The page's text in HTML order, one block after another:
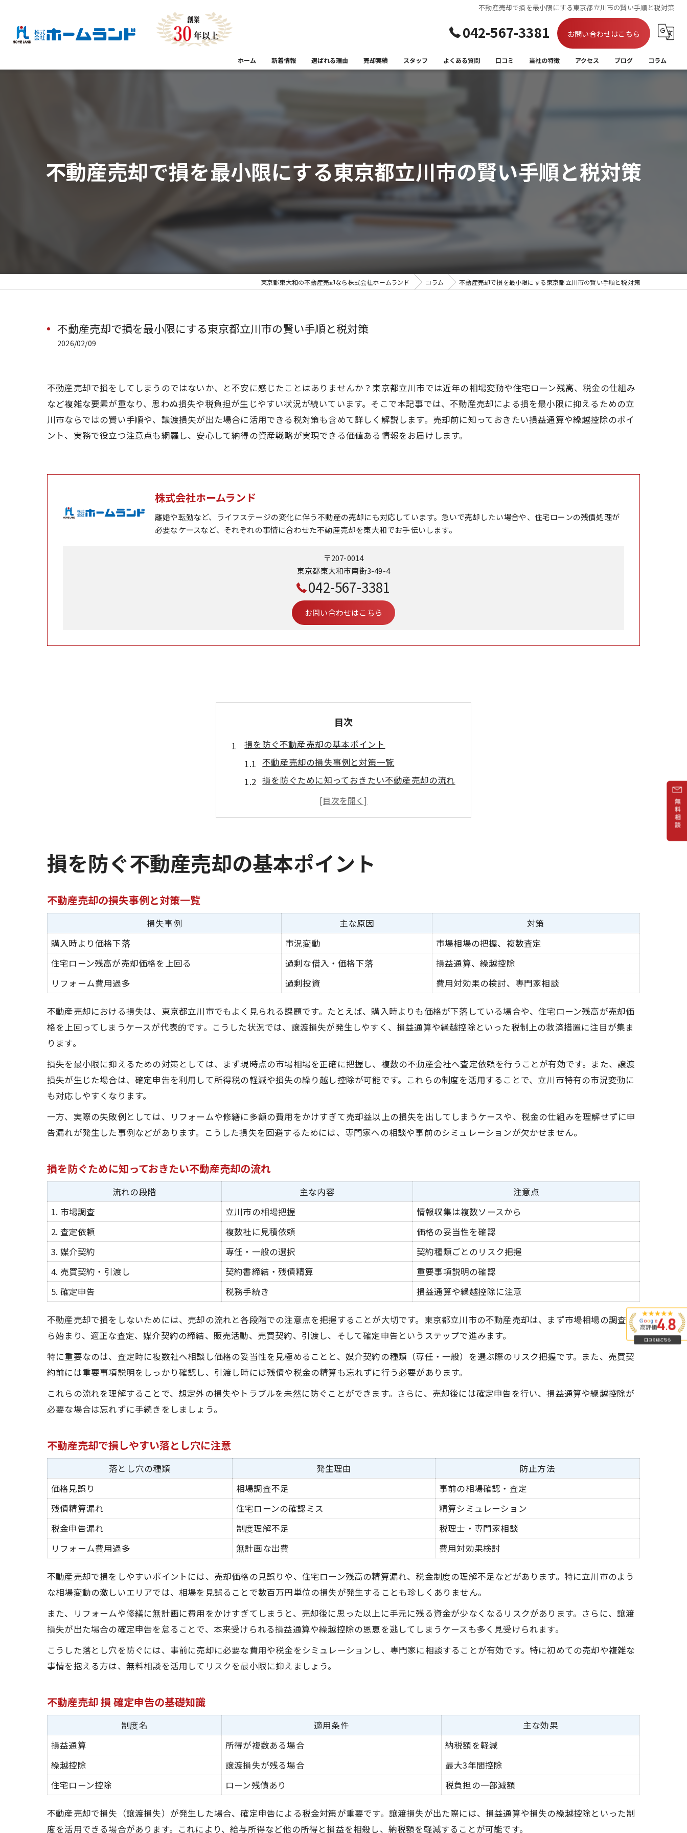
不動産売却で損を最小限にする東京都立川市の賢い手順と税対策
042-567-3381 お問い合わせはこちら
ホーム 新着情報 選ばれる理由 売却実績 スタッフ よくある質問 口コミ 当社の特徴
住み替え
アクセス ブログ コラム
不動産売却で損を最小限にする東京都立川市の賢い手順と税対策
東京都東大和の不動産売却なら株式会社ホームランド コラム 不動産売却で損を最小限にする東京都立川市の賢い手順と税対策
不動産売却で損を最小限にする東京都立川市の賢い手順と税対策
2026/02/09
不動産売却で損をしてしまうのではないか、と不安に感じたことはありませんか？東京都立川市では近年の相場変動や住宅ローン残高、税金の仕組み
など複雑な要素が重なり、思わぬ損失や税負担が生じやすい状況が続いています。そこで本記事では、不動産売却による損を最小限に抑えるための立
川市ならではの賢い手順や、譲渡損失が出た場合に活用できる税対策も含めて詳しく解説します。売却前に知っておきたい損益通算や繰越控除のポイ
ント、実務で役立つ注意点も網羅し、安心して納得の資産戦略が実現できる価値ある情報をお届けします。
株式会社ホームランド
離婚や転勤など、ライフステージの変化に伴う不動産の売却にも対応しています。急いで売却したい場合や、住宅ローンの残債処理が
必要なケースなど、それぞれの事情に合わせた不動産売却を東大和でお手伝いします。
〒207-0014
東京都東大和市南街3-49-4
042-567-3381
お問い合わせはこちら
目次
損を防ぐ不動産売却の基本ポイント
不動産売却の損失事例と対策一覧
損を防ぐために知っておきたい不動産売却の流れ
不動産売却で損しやすい落とし穴に注意
不動産売却 損 確定申告の基礎知識
立川市で不動産売却損失を減らすコツ
立川市で選ばれる不動産売却損失対策比較
立川市の不動産売却で損を防ぐ方法
不動産売却時に役立つ損失計算のコツ
譲渡損失と申告不要の条件を徹底解説
譲渡損失と申告不要の違いを比較表で解説
不動産売却で申告不要となるケース
譲渡損失が出た場合の不動産売却対処法
申告不要となる譲渡損失の条件とは
不動産売却で確定申告が必要なケース
確定申告が必要な不動産売却損失のパターン一覧
損失発生時に必要な確定申告の手順
不動産売却 譲渡損失 確定申告の注意点
損益通算と繰越控除で税負担を軽減
損益通算と繰越控除の比較早見表
不動産売却の損益通算メリットを解説
繰越控除で税負担を減らす具体策
損益通算が使える不動産売却の条件
不動産 譲渡損失 繰越控除の活用ポイント
後悔しないための売却タイミングとは
不動産売却の損失リスクとタイミング比較表
売却タイミングで損を避ける判断基準
市場動向から見る不動産売却の損失傾向
立川市で損しない売却時期の見極め方
不動産売却 損失を防ぐタイミング術
損を防ぐ不動産売却の基本ポイント
不動産売却の損失事例と対策一覧
損失事例 主な原因
対策
購入時より価格下落
市況変動
市場相場の把握、複数査定
住宅ローン残高が売却価格を上回る
過剰な借入・価格下落
損益通算、繰越控除
リフォーム費用過多
過剰投資 費用対効果の検討、専門家相談
不動産売却における損失は、東京都立川市でもよく見られる課題です。たとえば、購入時よりも価格が下落している場合や、住宅ローン残高が売却価
格を上回ってしまうケースが代表的です。こうした状況では、譲渡損失が発生しやすく、損益通算や繰越控除といった税制上の救済措置に注目が集ま
ります。
損失を最小限に抑えるための対策としては、まず現時点の市場相場を正確に把握し、複数の不動産会社へ査定依頼を行うことが有効です。また、譲渡
損失が生じた場合は、確定申告を利用して所得税の軽減や損失の繰り越し控除が可能です。これらの制度を活用することで、立川市特有の市況変動に
も対応しやすくなります。
一方、実際の失敗例としては、リフォームや修繕に多額の費用をかけすぎて売却益以上の損失を出してしまうケースや、税金の仕組みを理解せずに申
告漏れが発生した事例などがあります。こうした損失を回避するためには、専門家への相談や事前のシミュレーションが欠かせません。
損を防ぐために知っておきたい不動産売却の流れ
流れの段階 主な内容
注意点
1. 市場調査
立川市の相場把握
情報収集は複数ソースから
2. 査定依頼
複数社に見積依頼
価格の妥当性を確認
3. 媒介契約
専任・一般の選択
契約種類ごとのリスク把握
4. 売買契約・引渡し
契約書締結・残債精算
重要事項説明の確認
5. 確定申告
税務手続き 損益通算や繰越控除に注意
不動産売却で損をしないためには、売却の流れと各段階での注意点を把握することが大切です。東京都立川市の不動産売却は、まず市場相場の調査か
ら始まり、適正な査定、媒介契約の締結、販売活動、売買契約、引渡し、そして確定申告というステップで進みます。
特に重要なのは、査定時に複数社へ相談し価格の妥当性を見極めることと、媒介契約の種類（専任・一般）を選ぶ際のリスク把握です。また、売買契
約前には重要事項説明をしっかり確認し、引渡し時には残債や税金の精算も忘れずに行う必要があります。
これらの流れを理解することで、想定外の損失やトラブルを未然に防ぐことができます。さらに、売却後には確定申告を行い、損益通算や繰越控除が
必要な場合は忘れずに手続きをしましょう。
不動産売却で損しやすい落とし穴に注意
落とし穴の種類 発生理由
防止方法
価格見誤り
相場調査不足
事前の相場確認・査定
残債精算漏れ
住宅ローンの確認ミス
精算シミュレーション
税金申告漏れ
制度理解不足
税理士・専門家相談
リフォーム費用過多
無計画な出費 費用対効果検討
不動産売却で損をしやすいポイントには、売却価格の見誤りや、住宅ローン残高の精算漏れ、税金制度の理解不足などがあります。特に立川市のよう
な相場変動の激しいエリアでは、相場を見誤ることで数百万円単位の損失が発生することも珍しくありません。
また、リフォームや修繕に無計画に費用をかけすぎてしまうと、売却後に思った以上に手元に残る資金が少なくなるリスクがあります。さらに、譲渡
損失が出た場合の確定申告を怠ることで、本来受けられる損益通算や繰越控除の恩恵を逃してしまうケースも多く見受けられます。
こうした落とし穴を防ぐには、事前に売却に必要な費用や税金をシミュレーションし、専門家に相談することが有効です。特に初めての売却や複雑な
事情を抱える方は、無料相談を活用してリスクを最小限に抑えましょう。
不動産売却 損 確定申告の基礎知識
制度名 適用条件
主な効果
損益通算
所得が複数ある場合
納税額を軽減
繰越控除
譲渡損失が残る場合
最大3年間控除
住宅ローン控除
ローン残債あり 税負担の一部減額
不動産売却で損失（譲渡損失）が発生した場合、確定申告による税金対策が重要です。譲渡損失が出た際には、損益通算や損失の繰越控除といった制
度を活用できる場合があります。これにより、給与所得など他の所得と損益を相殺し、納税額を軽減することが可能です。